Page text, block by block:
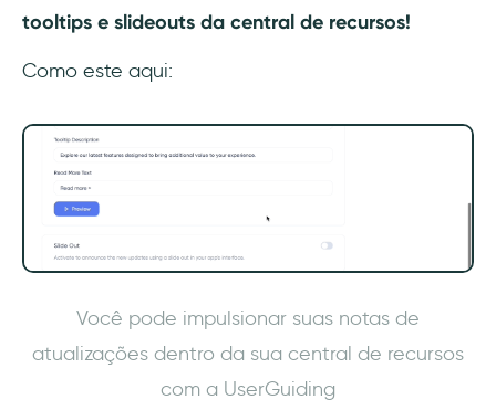
tooltips e slideouts da central de recursos!
Como este aqui:
Você pode impulsionar suas notas de
atualizações dentro da sua central de recursos
com a UserGuiding